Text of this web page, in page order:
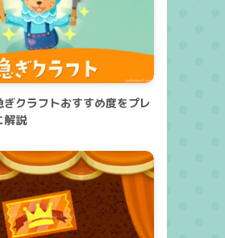
ぎクラフトおすすめ度をプレ
解説